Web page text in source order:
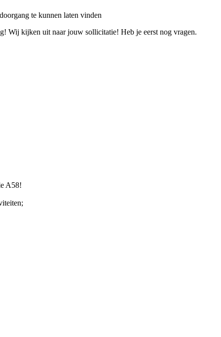
te kunnen laten vinden
Wij kijken uit naar jouw sollicitatie! Heb je eerst nog vragen.
A58!